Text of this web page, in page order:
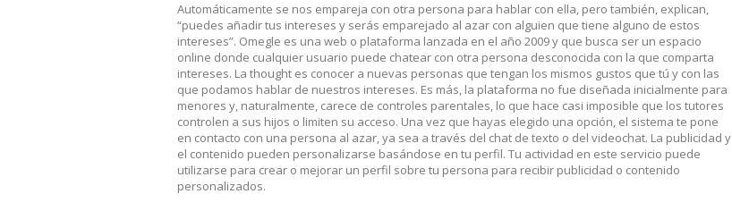
Automáticamente se nos empareja con otra persona para hablar con ella, pero también, explican,
“puedes añadir tus intereses y serás emparejado al azar con alguien que tiene alguno de estos
intereses”. Omegle es una web o plataforma lanzada en el año 2009 y que busca ser un espacio
online donde cualquier usuario puede chatear con otra persona desconocida con la que comparta
intereses. La thought es conocer a nuevas personas que tengan los mismos gustos que tú y con las
que podamos hablar de nuestros intereses. Es más, la plataforma no fue diseñada inicialmente para
menores y, naturalmente, carece de controles parentales, lo que hace casi imposible que los tutores
controlen a sus hijos o limiten su acceso. Una vez que hayas elegido una opción, el sistema te pone
en contacto con una persona al azar, ya sea a través del chat de texto o del videochat. La publicidad y
el contenido pueden personalizarse basándose en tu perfil. Tu actividad en este servicio puede
utilizarse para crear o mejorar un perfil sobre tu persona para recibir publicidad o contenido
personalizados.